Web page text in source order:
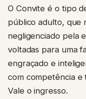
O Convite é o tipo
público adulto, que
negligenciado pela
voltadas para uma
engraçado e
com competência e
Vale o ingresso.